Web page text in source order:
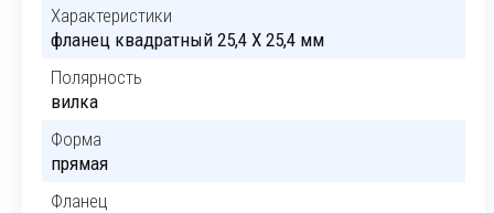
Характеристики
фланец квадратный 25,4 X 25,4 мм
Полярность
вилка
Форма
прямая
Фланец